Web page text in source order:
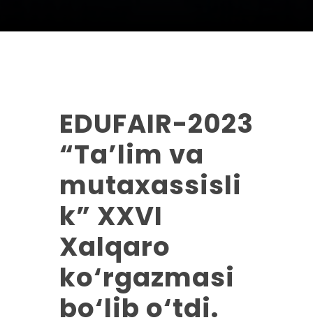
EDUFAIR-2023
“Ta’lim va
mutaxassisli
k” XXVI
Xalqaro
ko‘rgazmasi
bo‘lib o‘tdi.